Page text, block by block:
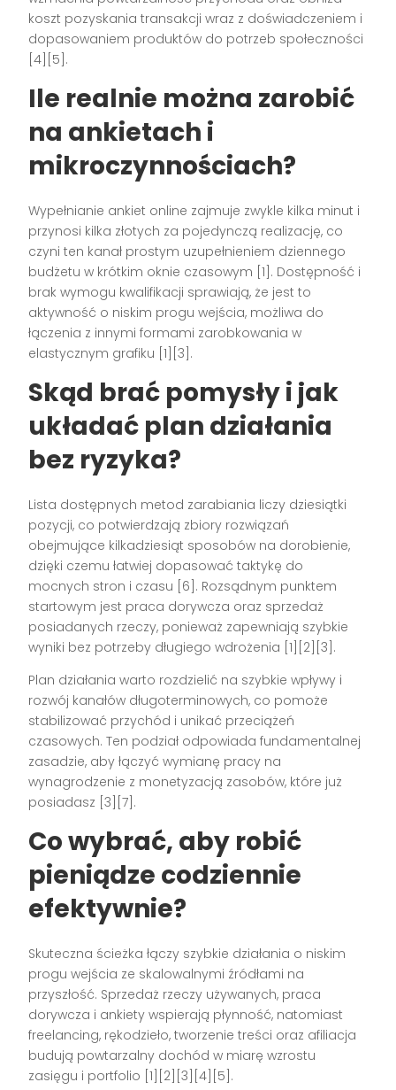
koszt pozyskania transakcji wraz z doświadczeniem i
dopasowaniem produktów do potrzeb społeczności
[4][5].
Ile realnie można zarobić
na ankietach i
mikroczynnościach?
Wypełnianie ankiet online zajmuje zwykle kilka minut i
przynosi kilka złotych za pojedynczą realizację, co
czyni ten kanał prostym uzupełnieniem dziennego
budżetu w krótkim oknie czasowym [1]. Dostępność i
brak wymogu kwalifikacji sprawiają, że jest to
aktywność o niskim progu wejścia, możliwa do
łączenia z innymi formami zarobkowania w
elastycznym grafiku [1][3].
Skąd brać pomysły i jak
układać plan działania
bez ryzyka?
Lista dostępnych metod zarabiania liczy dziesiątki
pozycji, co potwierdzają zbiory rozwiązań
obejmujące kilkadziesiąt sposobów na dorobienie,
dzięki czemu łatwiej dopasować taktykę do
mocnych stron i czasu [6]. Rozsądnym punktem
startowym jest praca dorywcza oraz sprzedaż
posiadanych rzeczy, ponieważ zapewniają szybkie
wyniki bez potrzeby długiego wdrożenia [1][2][3].
Plan działania warto rozdzielić na szybkie wpływy i
rozwój kanałów długoterminowych, co pomoże
stabilizować przychód i unikać przeciążeń
czasowych. Ten podział odpowiada fundamentalnej
zasadzie, aby łączyć wymianę pracy na
wynagrodzenie z monetyzacją zasobów, które już
posiadasz [3][7].
Co wybrać, aby robić
pieniądze codziennie
efektywnie?
Skuteczna ścieżka łączy szybkie działania o niskim
progu wejścia ze skalowalnymi źródłami na
przyszłość. Sprzedaż rzeczy używanych, praca
dorywcza i ankiety wspierają płynność, natomiast
freelancing, rękodzieło, tworzenie treści oraz afiliacja
budują powtarzalny dochód w miarę wzrostu
zasięgu i portfolio [1][2][3][4][5].